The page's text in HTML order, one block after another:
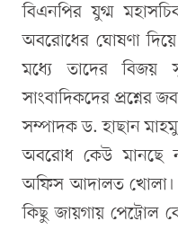
বিএনপির যুগ্ম
অবরোধের ঘোষণা
মধ্যে তাদের বিজয়
সাংবাদিকদের প্রশ্নের
সম্পাদক ড. হাছান
অবরোধ কেউ মানছে
অফিস আদালত খোলা।
কিছু জায়গায় পেট্রোল